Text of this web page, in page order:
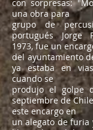
con sorpresas:
una obra para
grupo de
portugués Jorge
1973, fue un
del ayuntamiento
ya estaba en
cuando se
produjo el golpe
septiembre de
este encargo en
un alegato de furia